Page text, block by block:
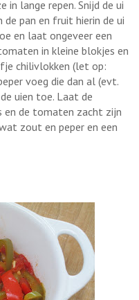
in lange repen. Snijd de ui
pan en fruit hierin de ui
en laat ongeveer een
in kleine blokjes en
chilivlokken (let op:
voeg die dan al (evt.
uien toe. Laat de
en de tomaten zacht zijn
zout en peper en een